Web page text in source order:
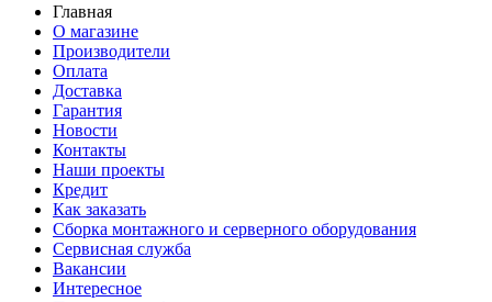
Главная
О магазине
Производители
Оплата
Доставка
Гарантия
Новости
Контакты
Наши проекты
Кредит
Как заказать
Сборка монтажного и серверного оборудования
Сервисная служба
Вакансии
Интересное